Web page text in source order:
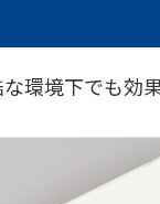
環境下でも効